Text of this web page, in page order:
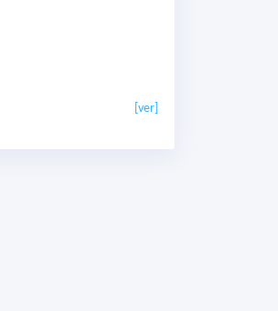
[ver]